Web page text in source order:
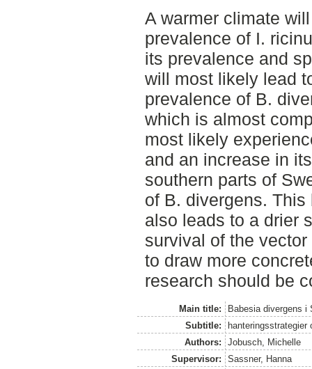
A warmer climate
prevalence of I.
its prevalence and
will most likely lead
prevalence of B.
which is almost
most likely
and an increase in
southern parts of
of B. divergens.
also leads to a drier
survival of the
to draw more
research should be
Main title:
Babesia divergens i
Subtitle:
hanteringsstrategier
Authors:
Jobusch, Michelle
Supervisor:
Sassner, Hanna